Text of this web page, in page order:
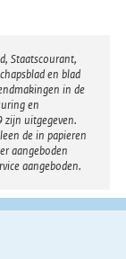
Staatscourant,
en blad
in de
en
zijn uitgegeven.
de in papieren
aangeboden
aangeboden.